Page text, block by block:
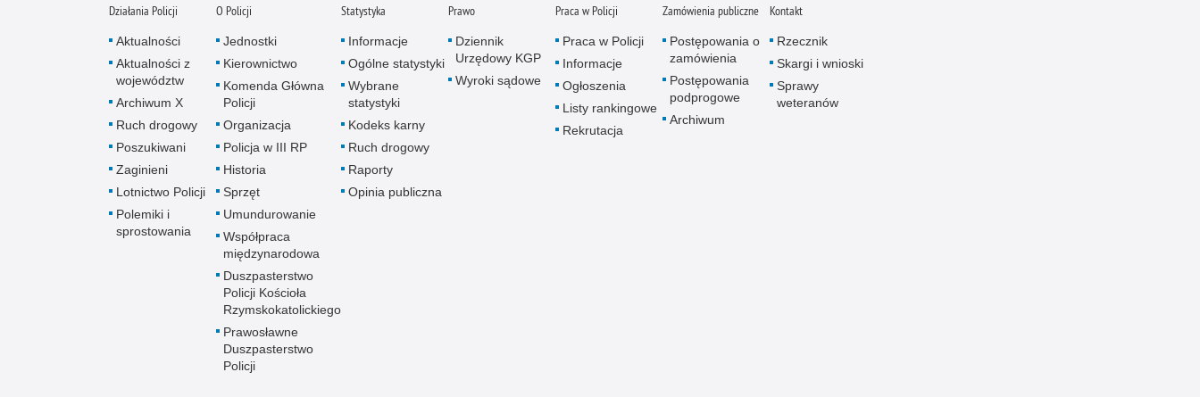
Polemiki i sprostowania
Policja inaczej
Policjant z pasją
Porwania
Działania Policji
Aktualności
Aktualności z
województw
Archiwum X
Ruch drogowy
Poszukiwani
Zaginieni
Lotnictwo Policji
Polemiki i
sprostowania
O Policji
Jednostki
Kierownictwo
Komenda Główna
Policji
Organizacja
Policja w III RP
Historia
Sprzęt
Umundurowanie
Współpraca
międzynarodowa
Duszpasterstwo
Policji Kościoła
Rzymskokatolickiego
Prawosławne
Duszpasterstwo
Policji
Statystyka
Informacje
Ogólne statystyki
Wybrane
statystyki
Kodeks karny
Ruch drogowy
Raporty
Opinia publiczna
Prawo
Dziennik
Urzędowy KGP
Wyroki sądowe
Praca w Policji
Praca w Policji
Informacje
Ogłoszenia
Listy rankingowe
Rekrutacja
Zamówienia publiczne
Postępowania o
zamówienia
Postępowania
podprogowe
Archiwum
Kontakt
Rzecznik
Skargi i wnioski
Sprawy
weteranów